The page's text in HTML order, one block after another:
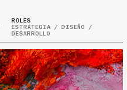
ROLES
ESTRATEGIA / DISEÑO /
DESARROLLO